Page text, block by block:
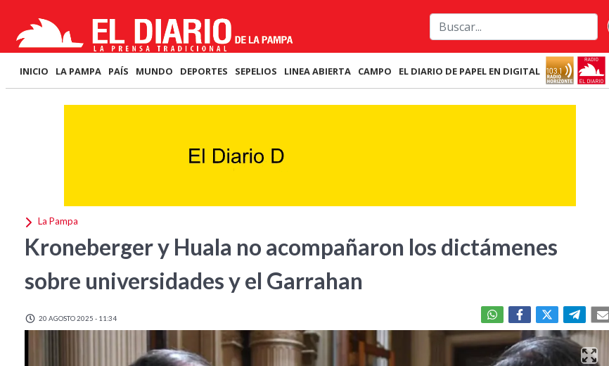
INICIO LA PAMPA PAÍS MUNDO DEPORTES SEPELIOS LINEA ABIERTA CAMPO EL DIARIO DE PAPEL EN DIGITAL
La Pampa
Kroneberger y Huala no acompañaron los dictámenes
sobre universidades y el Garrahan
20 AGOSTO 2025 - 11:34